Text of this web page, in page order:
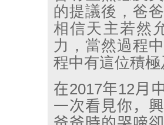
的提議後，爸
相信天主若然
力，當然過程
程中有這位積
在2017年12月
一次看見你，